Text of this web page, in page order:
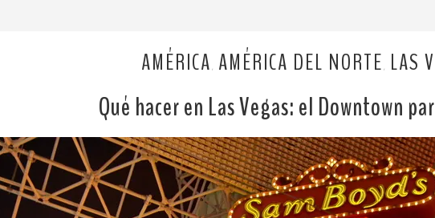
AMÉRICA AMÉRICA DEL NORTE LAS
Qué hacer en Las Vegas: el Downtown